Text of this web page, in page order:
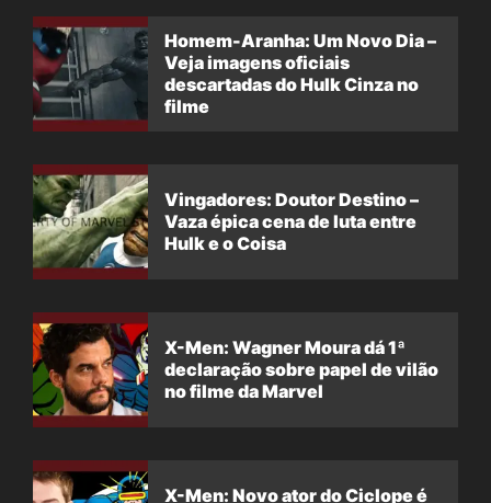
Homem-Aranha: Um Novo Dia –
Veja imagens oficiais
descartadas do Hulk Cinza no
filme
Vingadores: Doutor Destino –
Vaza épica cena de luta entre
Hulk e o Coisa
X-Men: Wagner Moura dá 1ª
declaração sobre papel de vilão
no filme da Marvel
X-Men: Novo ator do Ciclope é